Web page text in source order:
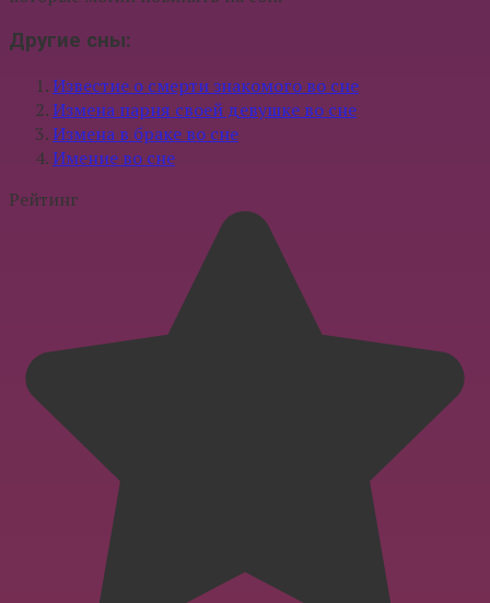
Другие сны:
Известие о смерти знакомого во сне
Измена парня своей девушке во сне
Измена в браке во сне
Имение во сне
Рейтинг